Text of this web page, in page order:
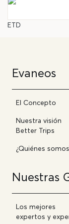
ETD
Evaneos
El Concepto
Nuestra visión
Better Trips
¿Quiénes
Nuestras
Los mejores
expertos y